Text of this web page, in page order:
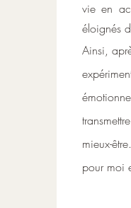
vie en
éloignés
Ainsi,
mieux-
pour moi